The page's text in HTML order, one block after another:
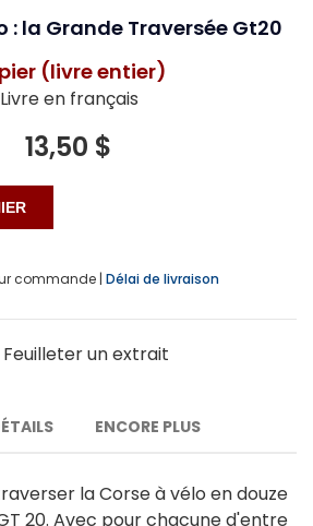
: la Grande Traversée Gt20
(livre entier)
Livre en français
13,50 $
commande | Délai de livraison
Feuilleter un extrait
ENCORE PLUS
la Corse à vélo en douze
20. Avec pour chacune d'entre